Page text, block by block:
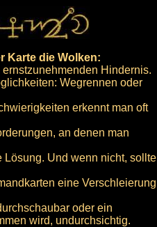
Karte die Wolken:
Hindernis.
Wegrennen oder
erkennt man oft
an denen man
Lösung. Und wenn nicht, sollte
eine Verschleierung
oder ein
wird, undurchsichtig.